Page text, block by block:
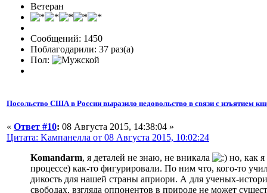
Ветеран
Сообщений: 1450
Поблагодарили: 37 раз(а)
Пол:
Посольство США в России выразило недовольство в связи с изъятием
« Ответ #10: 08 Августа 2015, 14:38:04 »
Цитата: Kампанелла от 08 Августа 2015, 10:02:24
Komandarm, я деталей не знаю, не вникала
но, как
процессе) как-то фигурировали. По ним что, кого-то
дикость для нашей страны априори. А для ученых-
свободах, взгляда оппонентов в природе не может